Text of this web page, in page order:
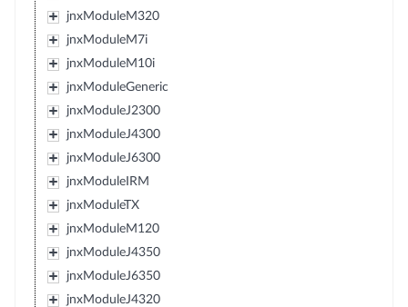
jnxModuleM320
jnxModuleM7i
jnxModuleM10i
jnxModuleGeneric
jnxModuleJ2300
jnxModuleJ4300
jnxModuleJ6300
jnxModuleIRM
jnxModuleTX
jnxModuleM120
jnxModuleJ4350
jnxModuleJ6350
jnxModuleJ4320